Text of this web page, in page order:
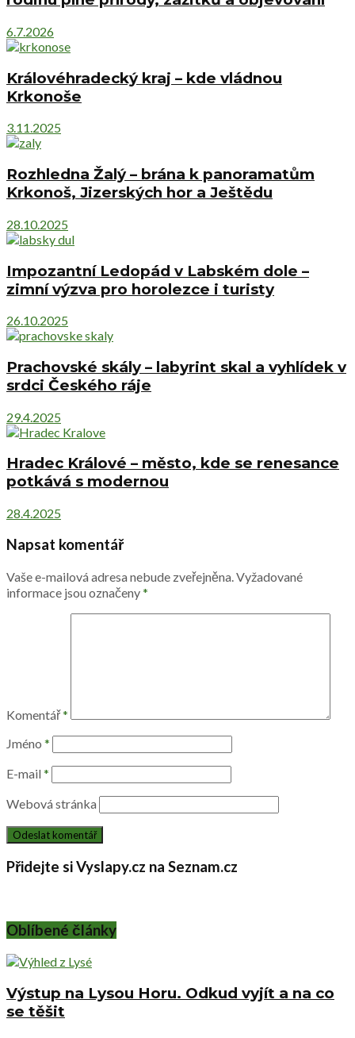
6.7.2026
Královéhradecký kraj – kde vládnou
Krkonoše
3.11.2025
Rozhledna Žalý – brána k panoramatům
Krkonoš, Jizerských hor a Ještědu
28.10.2025
Impozantní Ledopád v Labském dole –
zimní výzva pro horolezce i turisty
26.10.2025
Prachovské skály – labyrint skal a vyhlídek v
srdci Českého ráje
29.4.2025
Hradec Králové – město, kde se renesance
potkává s modernou
28.4.2025
Napsat komentář
Vaše e-mailová adresa nebude zveřejněna. Vyžadované
informace jsou označeny*
Komentář*
Jméno *
E-mail *
Webová stránka
Přidejte si Vyslapy.cz na Seznam.cz
Oblíbené články
Výstup na Lysou Horu. Odkud vyjít a na co
se těšit